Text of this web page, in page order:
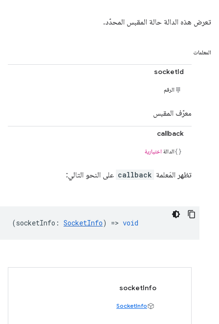
تعرض هذه الدالة حالة المقبس المحدّد.
المعلمات
socketId
الرقم
معرّف المقبس
callback
الدالة اختيارية
تظهر المَعلمة callback على النحو التالي:
(socketInfo : SocketInfo) => void
socketInfo
SocketInfo